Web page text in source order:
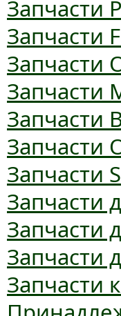
Запчасти
Запчасти
Запчасти
Запчасти
Запчасти
Запчасти
Запчасти
Запчасти
Запчасти
Запчасти
Запчасти